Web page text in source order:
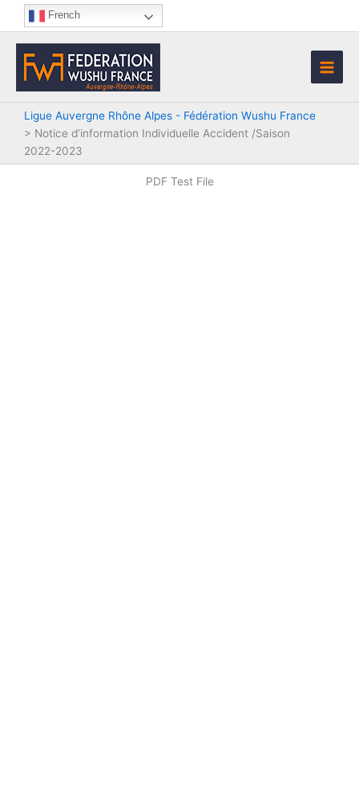
contenu
French
Ligue Auvergne Rhône Alpes - Fédération Wushu France
> Notice d’information Individuelle Accident /Saison
2022-2023
PDF Test File